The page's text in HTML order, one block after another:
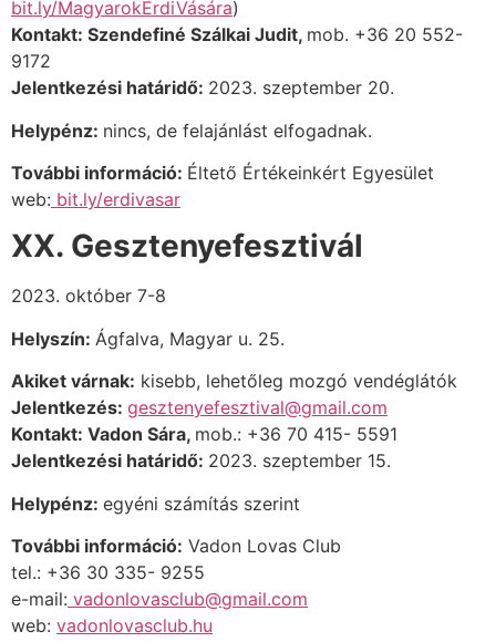
bit.ly/MagyarokÉrdiVására)
Kontakt: Szendefiné Szálkai Judit, mob. +36 20 552-
9172
Jelentkezési határidő: 2023. szeptember 20.
Helypénz: nincs, de felajánlást elfogadnak.
További információ: Éltető Értékeinkért Egyesület
web: bit.ly/erdivasar
XX. Gesztenyefesztivál
2023. október 7-8
Helyszín: Ágfalva, Magyar u. 25.
Akiket várnak: kisebb, lehetőleg mozgó vendéglátók
Jelentkezés: gesztenyefesztival@gmail.com
Kontakt: Vadon Sára, mob.: +36 70 415- 5591
Jelentkezési határidő: 2023. szeptember 15.
Helypénz: egyéni számítás szerint
További információ: Vadon Lovas Club
tel.: +36 30 335- 9255
e-mail: vadonlovasclub@gmail.com
web: vadonlovasclub.hu